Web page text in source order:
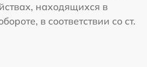
находящихся в
в соответствии со ст.